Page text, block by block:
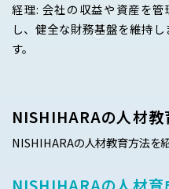
経理: 会社の収益や資産を管
し、健全な財務基盤を維持し
す。
NISHIHARAの人材教
NISHIHARAの人材教育方法を紹